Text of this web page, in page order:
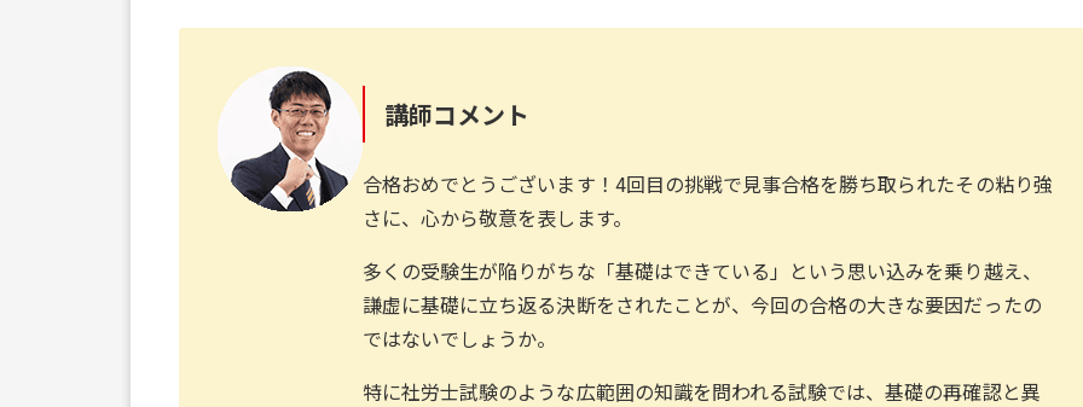
講師コメント
合格おめでとうございます！4回目の挑戦で見事合格を勝ち取られたその粘り強
さに、心から敬意を表します。
多くの受験生が陥りがちな「基礎はできている」という思い込みを乗り越え、
謙虚に基礎に立ち返る決断をされたことが、今回の合格の大きな要因だったの
ではないでしょうか。
特に社労士試験のような広範囲の知識を問われる試験では、基礎の再確認と異